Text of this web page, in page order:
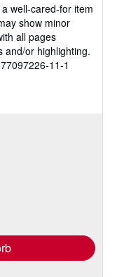
well-cared-for item
show minor
all pages
and/or highlighting.
11-1